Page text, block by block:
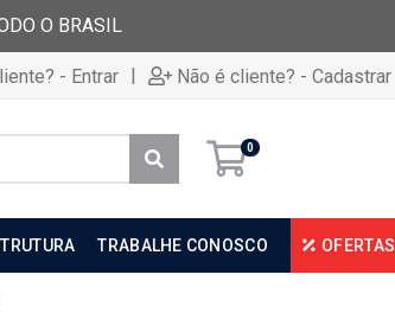
O BRASIL
- Entrar | Não é cliente? - Cadastrar
0
TRABALHE CONOSCO OFERTAS